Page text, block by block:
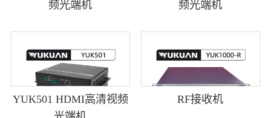
频光端机
频光端机
YUK501 HDMI高清视频
RF接收机